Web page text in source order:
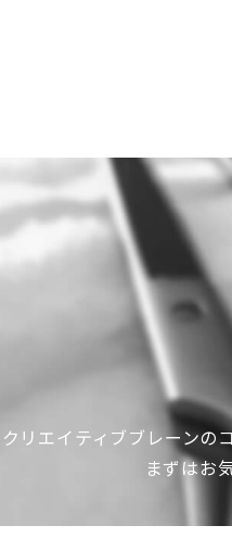
クリエイティブブレーンの
まずはお